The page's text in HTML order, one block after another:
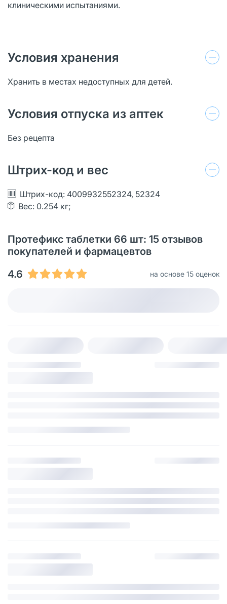
клиническими испытаниями.
Условия хранения
Хранить в местах недоступных для детей.
Условия отпуска из аптек
Без рецепта
Штрих-код и вес
Штрих-код: 4009932552324, 52324
Вес: 0.254 кг;
Протефикс таблетки 66 шт: 15 отзывов
покупателей и фармацевтов
4.6
на основе 15 оценок